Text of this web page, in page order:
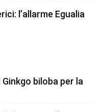
l’allarme Egualia
biloba per la